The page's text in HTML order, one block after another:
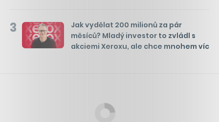
3
Jak vydělat 200 milionů za pár
měsíců? Mladý investor to zvládl s
akciemi Xeroxu, ale chce mnohem víc